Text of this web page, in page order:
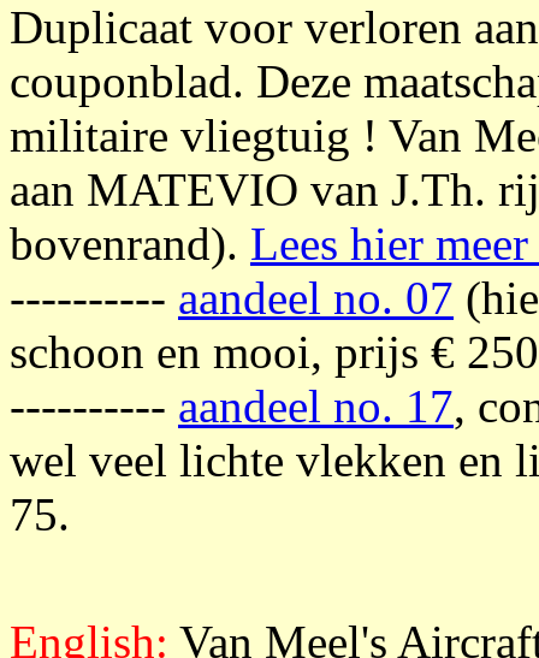
Duplicaat voor verloren
couponblad. Deze
militaire vliegtuig ! Van
aan MATEVIO van J.Th.
bovenrand). Lees hier
---------- aandeel no. 07
schoon en mooi, prijs €
---------- aandeel no. 17,
wel veel lichte vlekken en
75.
English: Van Meel's